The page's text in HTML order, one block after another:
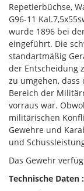
Repetierbüchse,
G96-11
wurde 1896 bei
eingeführt. Die
standartmäßig
der Entscheidung
zu umgehen,
Bereich der
vorraus war.
militärischen
Gewehre und
und
Das Gewehr
Technische Daten :